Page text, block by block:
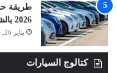
طريقة
2026 بالشهر العقاري| مستند رسمي
يناير 26, 2026
كتالوج السيارات